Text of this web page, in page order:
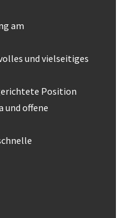
am
und vielseitiges
Position
und offene